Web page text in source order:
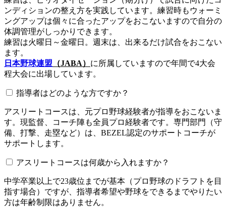
ンディションの整え方を実践しています。練習時もウォーミ
ングアップは個々に合ったアップをおこないますので自分の
体調管理がしっかりできます。
練習は火曜日～金曜日。週末は、出来るだけ試合をおこない
ます。
日本野球連盟 （JABA） に所属していますので年間で4大会
程大会に出場しています。
指導者はどのような方ですか？
アスリートコースは、元プロ野球経験者が指導をおこないま
す。現監督、コーチ陣も全員プロ経験者です。専門部門（守
備、打撃、走塁など）は、BEZEL認定のサポートコーチが
サポートします。
アスリートコースは何歳から入れますか？
中学卒業以上で23歳位までが基本（プロ野球のドラフトを目
指す場合）ですが、指導者希望や野球をできるまでやりたい
方は年齢制限はありません。